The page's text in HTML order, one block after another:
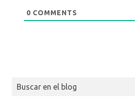
0 COMMENTS
Buscar en el blog